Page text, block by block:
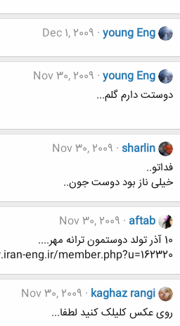
young Eng
Dec 1, 2009
young Eng
Nov 30, 2009
دوستت دارم گلم...
sharlin
Nov 30, 2009
فداتو..
خیلی ناز بود دوست جون..
aftab
Nov 30, 2009
10 آذر تولد دوستمون ترانه مهر....
eng.ir/member.php?u=162320
kaghaz rangi
Nov 30, 2009
روی عکس کلیلک کنید لطفا...